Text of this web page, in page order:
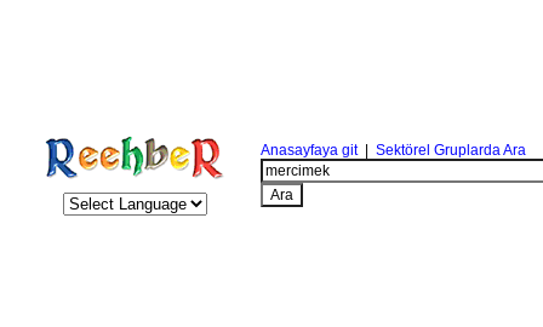
Anasayfaya git| Sektörel Gruplarda Ara